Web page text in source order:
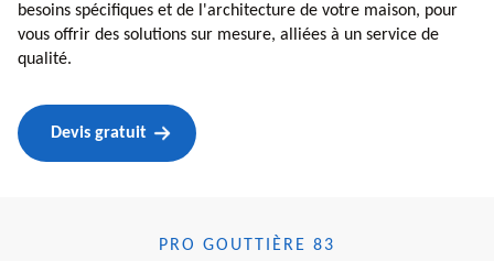
besoins spécifiques et de l'architecture de votre maison, pour
vous offrir des solutions sur mesure, alliées à un service de
qualité.
Devis gratuit
PRO GOUTTIÈRE 83